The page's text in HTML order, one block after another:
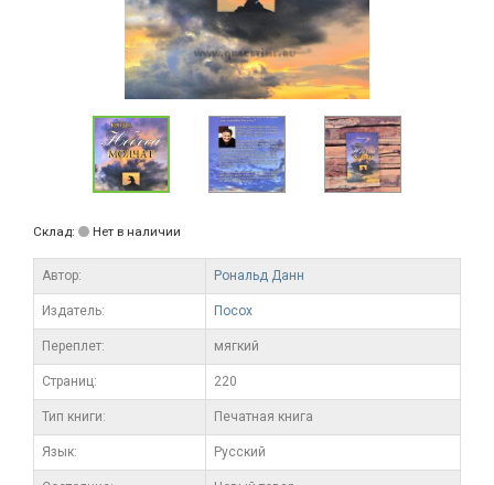
Склад: Нет в наличии
Автор: Рональд Данн
Издатель: Посох
Переплет: мягкий
Cтраниц: 220
Тип книги: Печатная книга
Язык: Русский